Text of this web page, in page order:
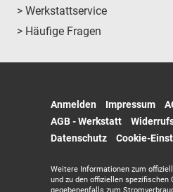
> Werkstattservice
> Häufige Fragen
Anmelden Impressum
AGB - Werkstatt
Datenschutz
Cookie-
Weitere Informationen zum
und zu den offiziellen spezifischen
gegebenenfalls zum